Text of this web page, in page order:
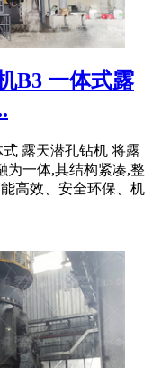
B3 一体式露
露天潜孔钻机 将露
为一体,其结构紧凑,整
高效、安全环保、机